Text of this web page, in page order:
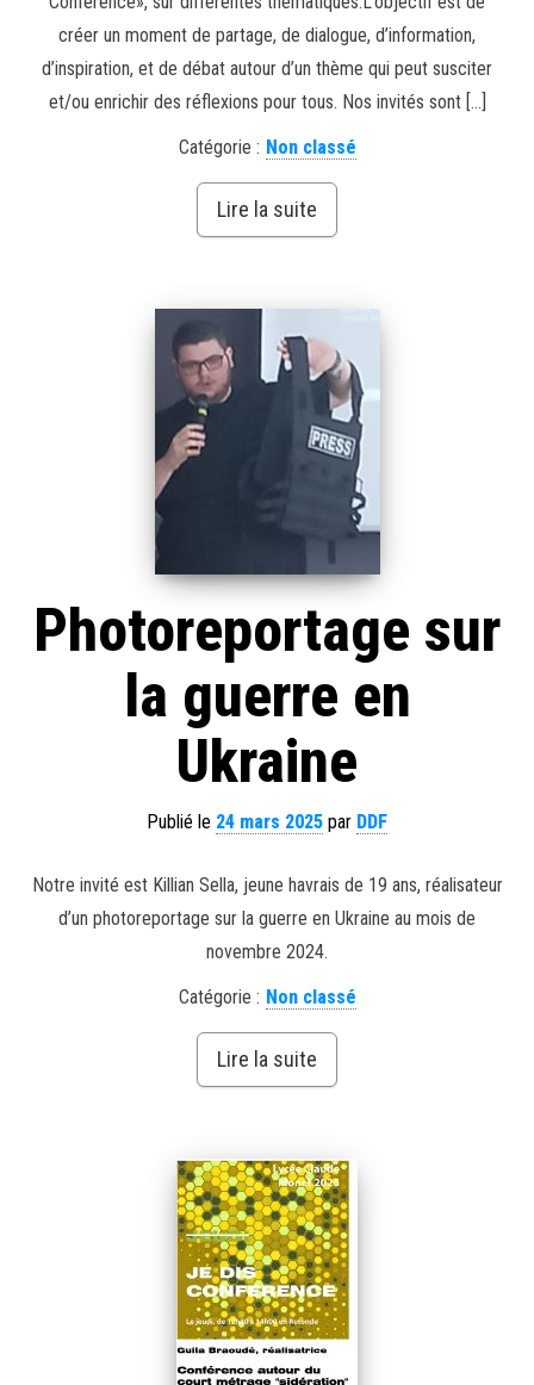
créer un moment de partage, de dialogue, d’information,
d’inspiration, et de débat autour d’un thème qui peut susciter
et/ou enrichir des réflexions pour tous. Nos invités sont […]
Catégorie : Non classé
Lire la suite
Photoreportage sur
la guerre en
Ukraine
Publié le 24 mars 2025 par DDF
Notre invité est Killian Sella, jeune havrais de 19 ans, réalisateur
d’un photoreportage sur la guerre en Ukraine au mois de
novembre 2024.
Catégorie : Non classé
Lire la suite